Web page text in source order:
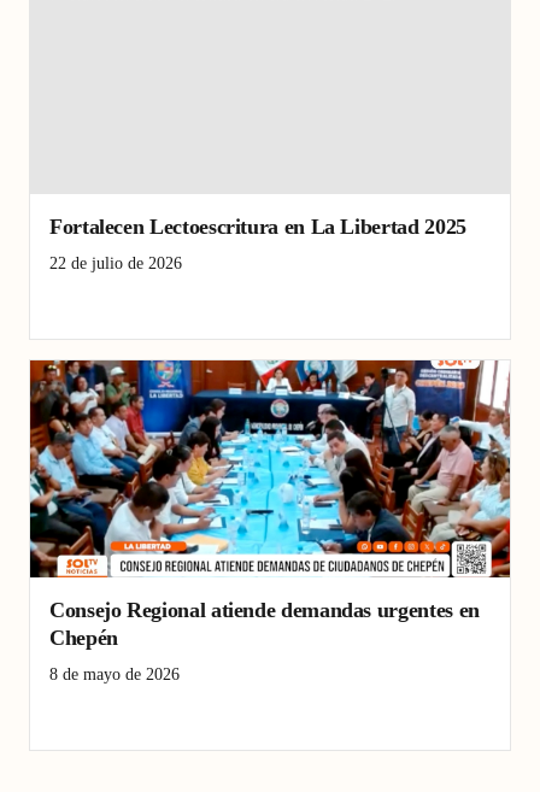
Fortalecen Lectoescritura en La Libertad 2025
22 de julio de 2026
Consejo Regional atiende demandas urgentes en
Chepén
8 de mayo de 2026